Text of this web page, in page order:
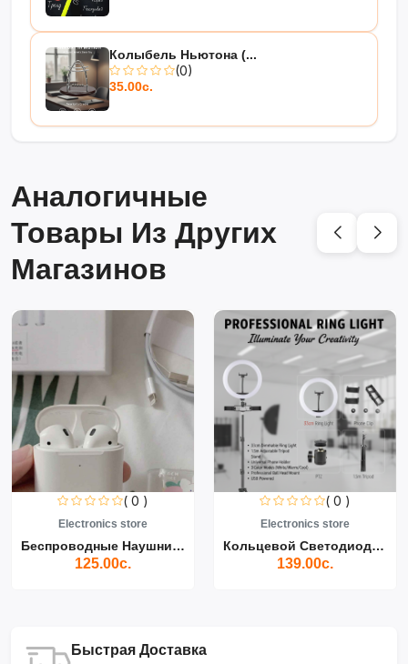
Колыбель Ньютона (...
(0)
35.00с.
Аналогичные
Товары Из Других
Магазинов
( 0 )
Electronics store
Беспроводные Наушники Air...
125.00с.
( 0 )
Electronics store
Кольцевой Светодиодный Св...
139.00с.
Быстрая Доставка